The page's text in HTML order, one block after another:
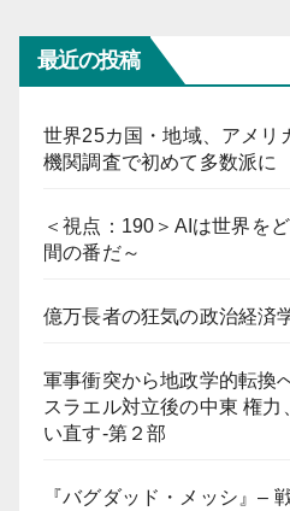
最近の投稿
世界25カ国・地域、アメ
機関調査で初めて多数派に
＜視点：190＞AIは世界を
間の番だ～
億万長者の狂気の政治経済
軍事衝突から地政学的転
スラエル対立後の中東 権力
い直す-第２部
『バグダッド・メッシ』–